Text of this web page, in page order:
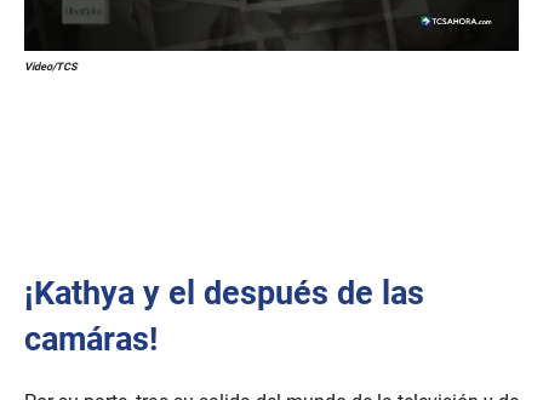
Video/TCS
¡Kathya y el después de las
camáras!